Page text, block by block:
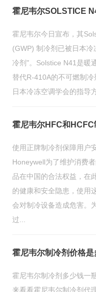
霍尼韦尔SOLSTICE N41不可燃制冷
霍尼韦尔今日宣布，其
(GWP) 制冷剂已被日本冷
冷剂"。Solstice N41是暖
替代R-410A的不可燃制
日本冷冻空调学会的指导
霍尼韦尔HFC和HCFC制
使用正牌制冷剂保障用户
Honeywell为了维护消费
品在中国的合法权益，在
的健康和安全隐患，使用
会对制冷设备造成危害。
过...
霍尼韦尔制冷剂价格是多少？
霍尼韦尔制冷剂多少钱一
来看看霍尼韦尔制冷剂代